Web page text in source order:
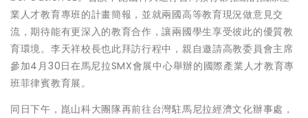
業人才教育專班的計畫簡報，並就兩國高等教育現況做意見交
流，期待能有更深入的教育合作，讓兩國學生享受彼此的優質教
育環境。李天祥校長也此拜訪行程中，親自邀請高教委員會主席
參加4月30日在馬尼拉SMX會展中心舉辦的國際產業人才教育專
班菲律賓教育展。
同日下午，崑山科大團隊再前往台灣駐馬尼拉經濟文化辦事處，